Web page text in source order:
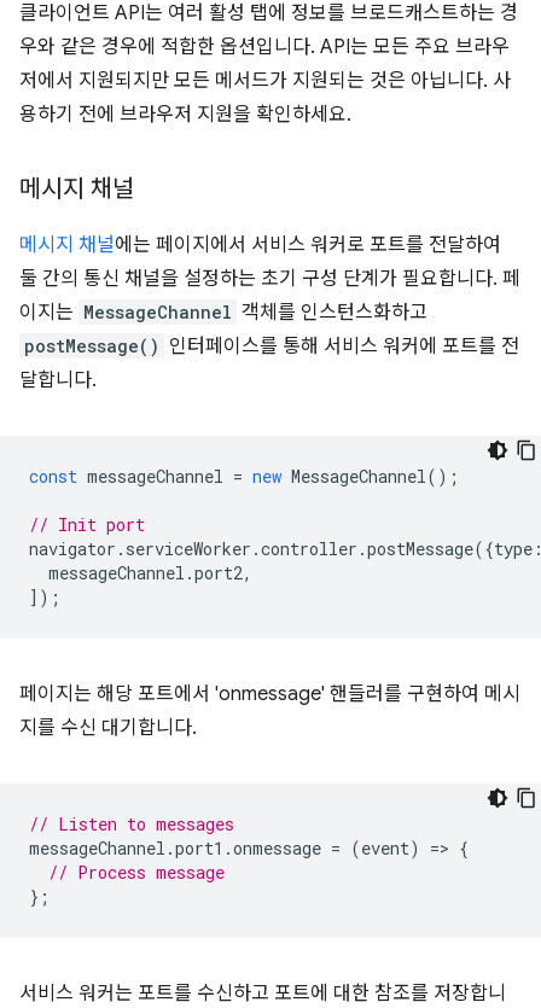
클라이언트 API는 여러 활성 탭에 정보를 브로드캐스트하는 경
우와 같은 경우에 적합한 옵션입니다. API는 모든 주요 브라우
저에서 지원되지만 모든 메서드가 지원되는 것은 아닙니다. 사
용하기 전에 브라우저 지원을 확인하세요.
메시지 채널
메시지 채널에는 페이지에서 서비스 워커로 포트를 전달하여
둘 간의 통신 채널을 설정하는 초기 구성 단계가 필요합니다. 페
이지는 MessageChannel 객체를 인스턴스화하고
postMessage() 인터페이스를 통해 서비스 워커에 포트를 전
달합니다.
const messageChannel = new MessageChannel();
// Init port
navigator . serviceWorker .controller .postMessage({type
messageChannel .port2,
]);
페이지는 해당 포트에서 'onmessage' 핸들러를 구현하여 메시
지를 수신 대기합니다.
// Listen to messages
messageChannel .port1 .onmessage = (event) => {
// Process message
};
서비스 워커는 포트를 수신하고 포트에 대한 참조를 저장합니